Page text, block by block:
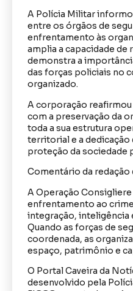
A Polícia Militar
entre os órgãos de
enfrentamento às
amplia a capacidade de
demonstra a
das forças policiais no
organizado.
A corporação
com a preservação da
toda a sua estrutura
territorial e a
proteção da sociedade
Comentário da redação
A Operação
enfrentamento ao
integração, inteligência
Quando as forças de
coordenada, as
espaço, patrimônio e
O Portal Caveira da
desenvolvido pela